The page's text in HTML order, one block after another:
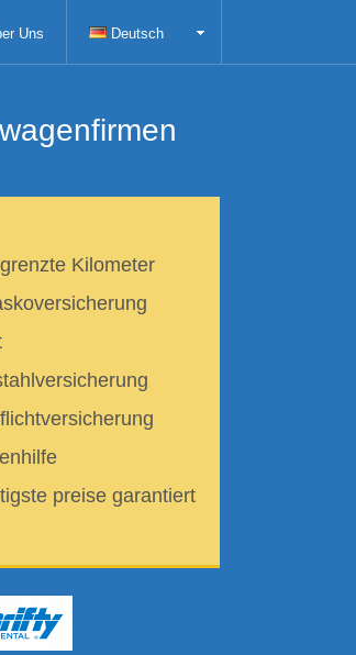
Uns Deutsch
Kilometer
preise garantiert